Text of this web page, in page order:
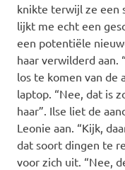
knikte terwijl ze een
lijkt me echt een
een potentiële
haar verwilderd aan.
los te komen van de
laptop. “Nee, dat is
haar”. Ilse liet de
Leonie aan. “Kijk,
dat soort dingen te
voor zich uit. “Nee,